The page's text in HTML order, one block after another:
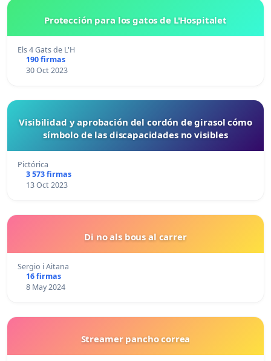
Protección para los gatos de L'Hospitalet
Els 4 Gats de L'H
190 firmas
30 Oct 2023
Visibilidad y aprobación del cordón de girasol cómo
símbolo de las discapacidades no visibles
Pictórica
3 573 firmas
13 Oct 2023
Di no als bous al carrer
Sergio i Aitana
16 firmas
8 May 2024
Streamer pancho correa